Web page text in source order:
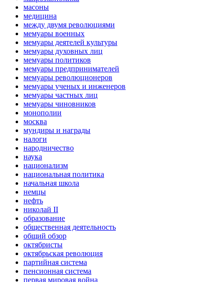
масоны
медицина
между двумя революциями
мемуары военных
мемуары деятелей культуры
мемуары духовных лиц
мемуары политиков
мемуары предпринимателей
мемуары революционеров
мемуары ученых и инженеров
мемуары частных лиц
мемуары чиновников
монополии
москва
мундиры и награды
налоги
народничество
наука
национализм
национальная политика
начальная школа
немцы
нефть
николай II
образование
общественная деятельность
общий обзор
октябристы
октябрьская революция
партийная система
пенсионная система
первая мировая война